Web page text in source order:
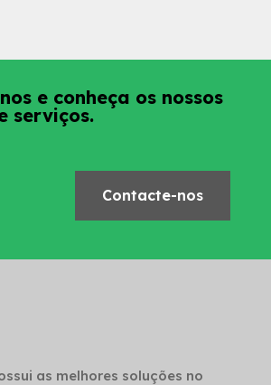
e conheça os nossos
serviços.
Contacte-nos
as melhores soluções no